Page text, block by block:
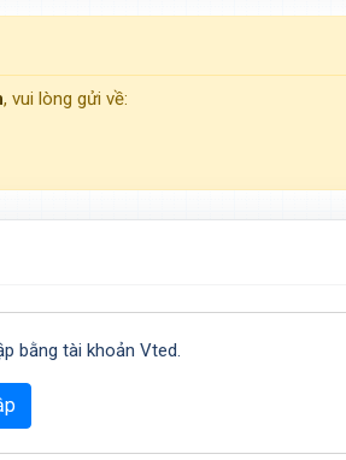
, vui lòng gửi về:
bằng tài khoản Vted.